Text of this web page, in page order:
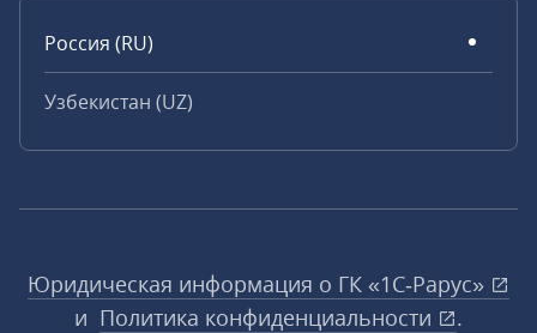
Россия (RU)
Узбекистан (UZ)
Юридическая информация о ГК «1С‑Рарус»
и Политика конфиденциальности
.